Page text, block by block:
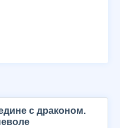
с драконом.